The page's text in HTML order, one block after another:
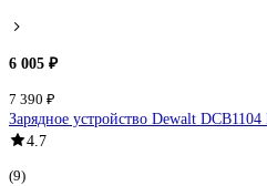
6 005 ₽
7 390 ₽
Зарядное устройство Dewalt
4.7
(9)